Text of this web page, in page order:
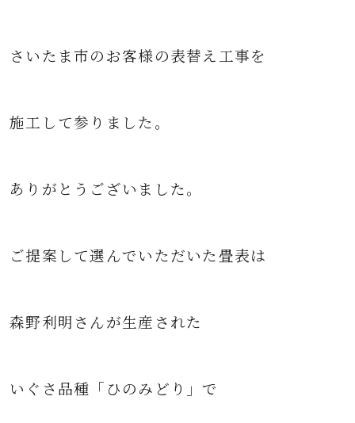
さいたま市のお客様の表替え工事を
施工して参りました。
ありがとうございました。
ご提案して選んでいただいた畳表は
森野利明さんが生産された
いぐさ品種「ひのみどり」で